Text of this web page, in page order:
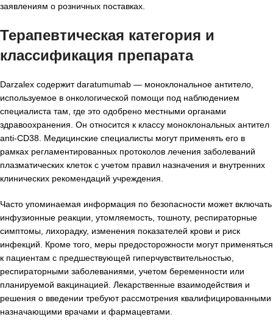
заявлениям о розничных поставках.
Терапевтическая категория и
классификация препарата
Darzalex содержит daratumumab — моноклональное антитело,
используемое в онкологической помощи под наблюдением
специалиста там, где это одобрено местными органами
здравоохранения. Он относится к классу моноклональных антител
anti-CD38. Медицинские специалисты могут применять его в
рамках регламентированных протоколов лечения заболеваний
плазматических клеток с учетом правил назначения и внутренних
клинических рекомендаций учреждения.
Часто упоминаемая информация по безопасности может включать
инфузионные реакции, утомляемость, тошноту, респираторные
симптомы, лихорадку, изменения показателей крови и риск
инфекций. Кроме того, меры предосторожности могут применяться
к пациентам с предшествующей гиперчувствительностью,
респираторными заболеваниями, учетом беременности или
планируемой вакцинацией. Лекарственные взаимодействия и
решения о введении требуют рассмотрения квалифицированными
назначающими врачами и фармацевтами.